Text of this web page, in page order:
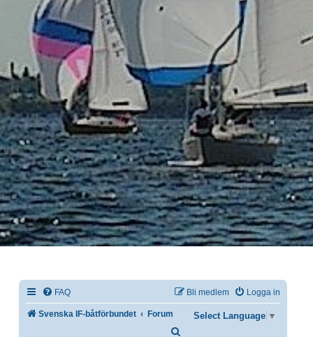
FAQ Logga in
Bli medlem
Svenska IF-båtförbundet Forum Select Language ▼